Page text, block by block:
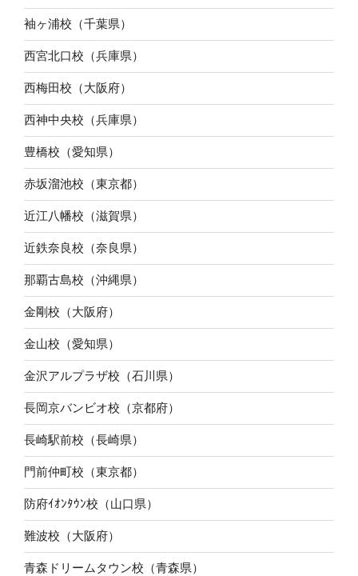
袖ヶ浦校（千葉県）
西宮北口校（兵庫県）
西梅田校（大阪府）
西神中央校（兵庫県）
豊橋校（愛知県）
赤坂溜池校（東京都）
近江八幡校（滋賀県）
近鉄奈良校（奈良県）
那覇古島校（沖縄県）
金剛校（大阪府）
金山校（愛知県）
金沢アルプラザ校（石川県）
長岡京バンビオ校（京都府）
長崎駅前校（長崎県）
門前仲町校（東京都）
防府ｲｵﾝﾀｳﾝ校（山口県）
難波校（大阪府）
青森ドリームタウン校（青森県）